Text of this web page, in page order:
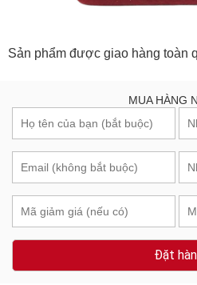
Sản phẩm được giao hàng toàn
MUA HÀNG
Đặt